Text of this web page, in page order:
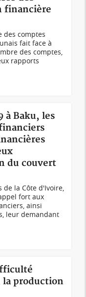
financière
des comptes
fait face à
des comptes,
rapports
à Baku, les
du couvert
de la Côte d'Ivoire,
fort aux
ainsi
leur demandant
la production